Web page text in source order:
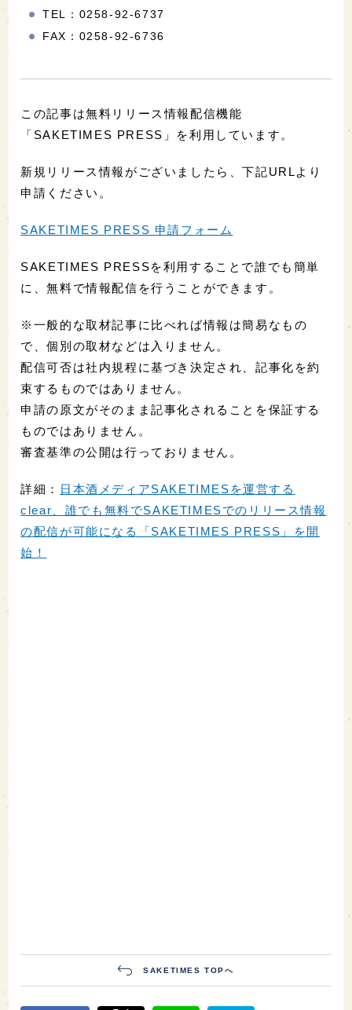
TEL：0258-92-6737
FAX：0258-92-6736
この記事は無料リリース情報配信機能
「SAKETIMES PRESS」を利用しています。
新規リリース情報がございましたら、下記URLより
申請ください。
SAKETIMES PRESS 申請フォーム
SAKETIMES PRESSを利用することで誰でも簡単
に、無料で情報配信を行うことができます。
※一般的な取材記事に比べれば情報は簡易なもの
で、個別の取材などは入りません。
配信可否は社内規程に基づき決定され、記事化を約
束するものではありません。
申請の原文がそのまま記事化されることを保証する
ものではありません。
審査基準の公開は行っておりません。
詳細：
日本酒メディアSAKETIMESを運営する
clear、誰でも無料でSAKETIMESでのリリース情報
の配信が可能になる「SAKETIMES PRESS」を開
始！
SAKETIMES TOPへ